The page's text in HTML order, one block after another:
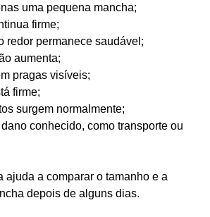
uma pequena mancha;
firme;
redor permanece saudável;
aumenta;
pragas visíveis;
firme;
surgem normalmente;
conhecido, como transporte ou
ajuda a comparar o tamanho e a
depois de alguns dias.